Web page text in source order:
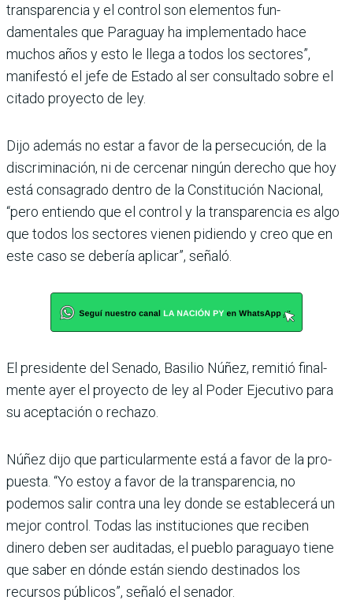
transparencia y el control son elementos fun­
damentales que Paraguay ha implementado hace
muchos años y esto le llega a todos los sectores”,
manifestó el jefe de Estado al ser consul­tado sobre el
citado proyecto de ley.
Dijo además no estar a favor de la persecución, de la
dis­criminación, ni de cerce­nar ningún derecho que hoy
está consagrado dentro de la Constitución Nacional,
“pero entiendo que el con­trol y la transparencia es algo
que todos los sectores vienen pidiendo y creo que en
este caso se debería apli­car”, señaló.
El presidente del Senado, Basilio Núñez, remitió final­
mente ayer el proyecto de ley al Poder Ejecutivo para
su aceptación o rechazo.
Núñez dijo que particular­mente está a favor de la pro­
puesta. “Yo estoy a favor de la transparencia, no
podemos salir contra una ley donde se establecerá un
mejor con­trol. Todas las instituciones que reciben
dinero deben ser auditadas, el pueblo para­guayo tiene
que saber en dónde están siendo destina­dos los
recursos públicos”, señaló el senador.